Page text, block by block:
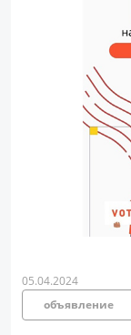
05.04.2024
объявление